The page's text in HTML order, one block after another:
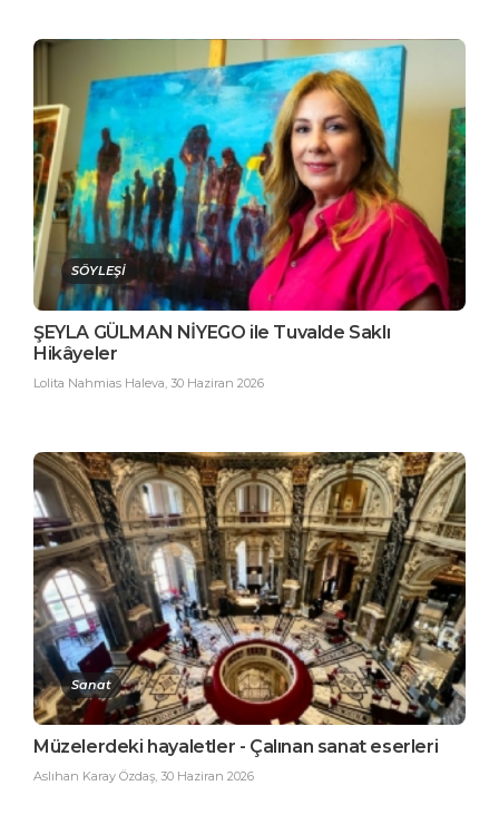
SÖYLEŞİ
ŞEYLA GÜLMAN NİYEGO ile Tuvalde Saklı
Hikâyeler
Lolita Nahmias Haleva, 30 Haziran 2026
Sanat
Müzelerdeki hayaletler - Çalınan sanat eserleri
Aslıhan Karay Özdaş 30 Haziran 2026